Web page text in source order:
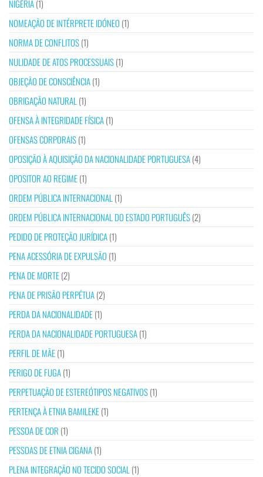
NIGÉRIA(1)
NOMEAÇÃO DE INTÉRPRETE IDÓNEO (1)
NORMA DE CONFLITOS(1)
NULIDADE DE ATOS PROCESSUAIS(1)
OBJEÇÃO DE CONSCIÊNCIA(1)
OBRIGAÇÃO NATURAL (1)
OFENSA À INTEGRIDADE FÍSICA(1)
OFENSAS CORPORAIS(1)
OPOSIÇÃO À AQUISIÇÃO DA NACIONALIDADE PORTUGUESA(4)
OPOSITOR AO REGIME(1)
ORDEM PÚBLICA INTERNACIONAL (1)
ORDEM PÚBLICA INTERNACIONAL DO ESTADO PORTUGUÊS(2)
PEDIDO DE PROTEÇÃO JURÍDICA(1)
PENA ACESSÓRIA DE EXPULSÃO (1)
PENA DE MORTE(2)
PENA DE PRISÃO PERPÉTUA(2)
PERDA DA NACIONALIDADE(1)
PERDA DA NACIONALIDADE PORTUGUESA(1)
PERFIL DE MÃE(1)
PERIGO DE FUGA(1)
PERPETUAÇÃO DE ESTEREÓTIPOS NEGATIVOS(1)
PERTENÇA À ETNIA BAMILEKE(1)
PESSOA DE COR (1)
PESSOAS DE ETNIA CIGANA(1)
PLENA INTEGRAÇÃO NO TECIDO SOCIAL (1)